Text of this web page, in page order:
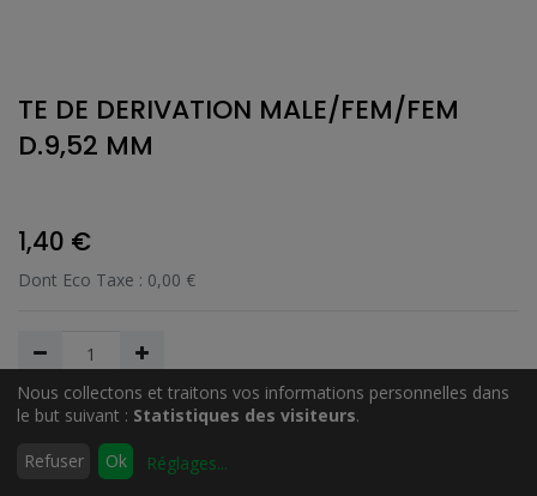
Rechercher
TE DE DERIVATION MALE/FEM/FEM
D.9,52 MM
1,40 €
Dont Eco Taxe : 0,00 €
Ajouter au Panier
Nous collectons et traitons vos informations personnelles dans
le but suivant : Statistiques des visiteurs.
Refuser Ok Réglages...